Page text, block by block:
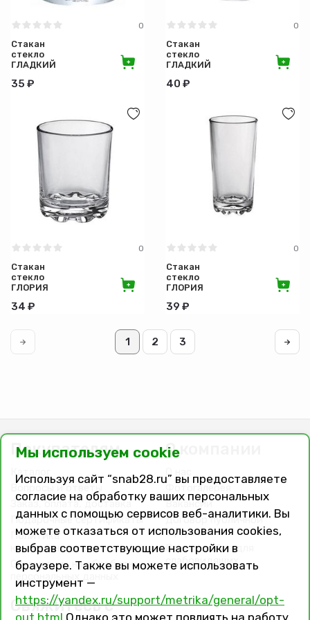
0
Стакан
стекло
ГЛАДКИЙ
низкий
35 ₽
0
Стакан
стекло
ГЛАДКИЙ
высокий
40 ₽
0
Стакан
стекло
ГЛОРИЯ
низкий
34 ₽
0
Стакан
стекло
ГЛОРИЯ
высокий
39 ₽
1 2 3
Покупателям
Каталог
Вопросы и ответы
Заказ, оплата, доставка
Подарочные сертификаты
Политика
конфиденциальности
Соглашение на обработку
О компании
О нас
Фотогалерея
Вакансии
Договор публичной
оферты
Версия сайта для
слабовидящих
Свяжитесь с
Мы используем cookie
Используя сайт “snab28.ru” вы предоставляете
согласие на обработку ваших персональных
данных с помощью сервисов веб-аналитики. Вы
можете отказаться от использования cookies,
выбрав соответствующие настройки в
браузере. Также вы можете использовать
инструмент —
https://yandex.ru/support/metrika/general/opt-
out.html Однако это может повлиять на работу